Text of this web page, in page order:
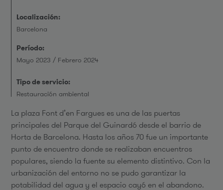
Localización:
Barcelona
Período:
Mayo 2023 / Febrero 2024
Tipo de servicio:
Restauración ambiental
La plaza Font d’en Fargues es una de las puertas
principales del Parque del Guinardó desde el barrio de
Horta de Barcelona. Hasta los años 70 fue un importante
punto de encuentro donde se realizaban encuentros
populares, siendo la fuente su elemento distintivo. Con la
urbanización del entorno no se pudo garantizar la
potabilidad del agua y el espacio cayó en el abandono.